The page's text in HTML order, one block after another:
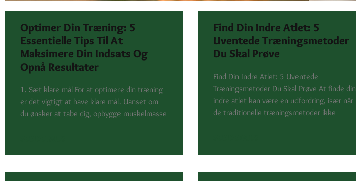
Optimer Din Træning: 5
Essentielle Tips Til At
Maksimere Din Indsats Og
Opnå Resultater
1. Sæt klare mål For at optimere din træning
er det vigtigt at have klare mål. Uanset om
du ønsker at tabe dig, opbygge muskelmasse
Find Din Indre Atlet: 5
Uventede Træningsmetoder
Du Skal Prøve
Find Din Indre Atlet: 5 Uventede
Træningsmetoder Du Skal Prøve At finde din
indre atlet kan være en udfordring, især når
de traditionelle træningsmetoder ikke